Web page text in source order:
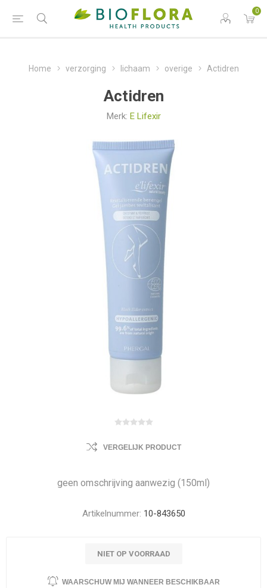
0
Home verzorging lichaam overige Actidren
Actidren
Merk: E Lifexir
VERGELIJK PRODUCT
geen omschrijving aanwezig (150ml)
Artikelnummer: 10-843650
NIET OP VOORRAAD
WAARSCHUW MIJ WANNEER BESCHIKBAAR